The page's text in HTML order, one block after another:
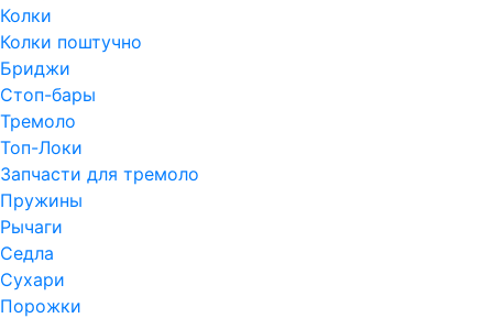
Колки
Колки поштучно
Бриджи
Стоп-бары
Тремоло
Топ-Локи
Запчасти для тремоло
Пружины
Рычаги
Седла
Сухари
Порожки